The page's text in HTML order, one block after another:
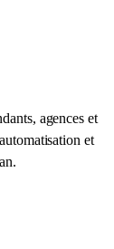
agences et
et
.